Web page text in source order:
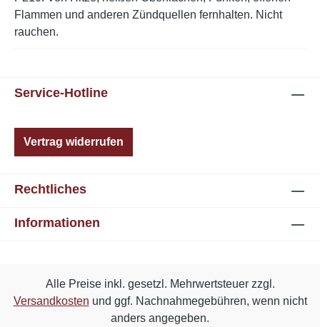
Flammen und anderen Zündquellen fernhalten. Nicht
rauchen.
Service-Hotline
Vertrag widerrufen
Rechtliches
Informationen
Alle Preise inkl. gesetzl. Mehrwertsteuer zzgl.
Versandkosten und ggf. Nachnahmegebühren, wenn nicht
anders angegeben.